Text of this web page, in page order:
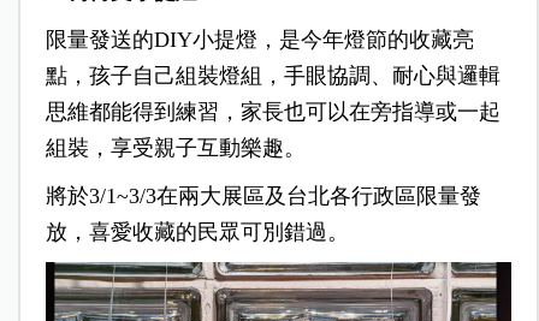
限量發送的DIY小提燈，是今年燈節的收藏亮
點，孩子自己組裝燈組，手眼協調、耐心與邏輯
思維都能得到練習，家長也可以在旁指導或一起
組裝，享受親子互動樂趣。
將於3/1~3/3在兩大展區及台北各行政區限量發
放，喜愛收藏的民眾可別錯過。